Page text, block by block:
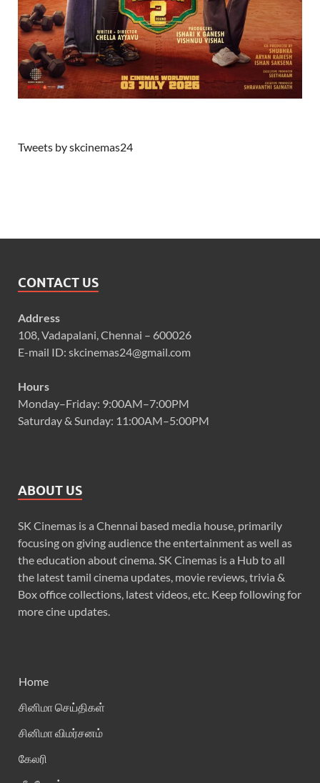
Tweets by skcinemas24
CONTACT US
Address
108, Vadapalani, Chennai – 600026
E-mail ID: skcinemas24@gmail.com
Hours
Monday–Friday: 9:00AM–7:00PM
Saturday & Sunday: 11:00AM–5:00PM
ABOUT US
SK Cinemas is a Chennai based media house, primarily
focusing on giving audience the entertainment as well as
the education about cinema. SK Cinemas is a Hub to all
the latest tamil cinema updates, movie reviews, trivia &
Box office collections, latest videos, etc. Keep following for
more cine updates.
Home
சினிமா செய்திகள்
சினிமா விமர்சனம்
கேலரி